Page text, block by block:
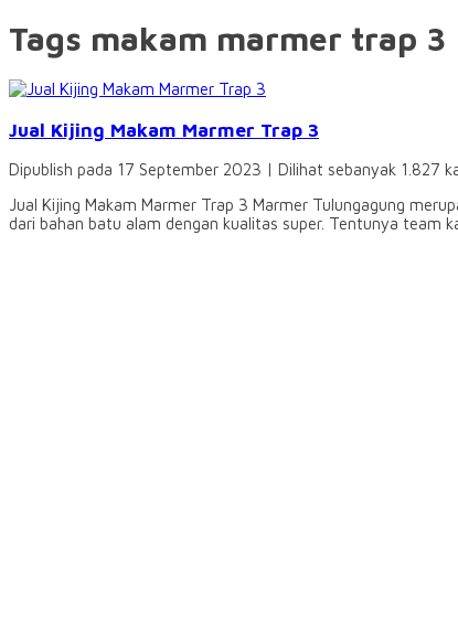
Tags makam marmer trap 3
Jual Kijing Makam Marmer Trap 3
Dipublish pada 17 September 2023 | Dilihat sebanyak 1.827
Jual Kijing Makam Marmer Trap 3 Marmer Tulungagung
dari bahan batu alam dengan kualitas super. Tentunya team